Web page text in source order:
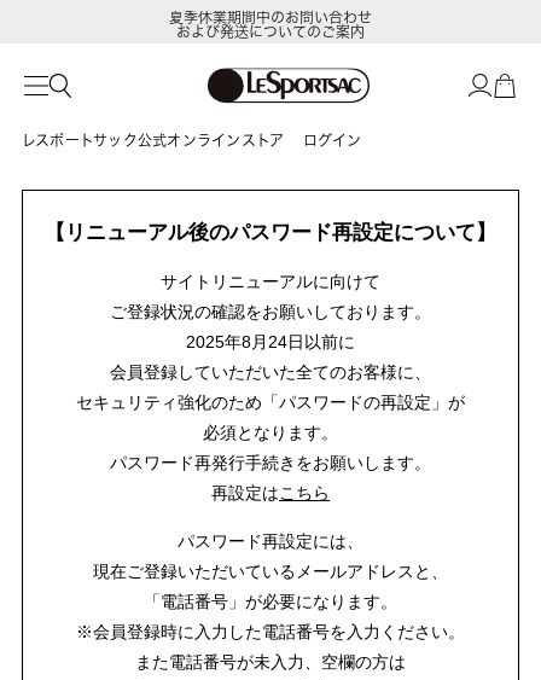
夏季休業期間中のお問い合わせ
および発送についてのご案内
レスポートサック公式オンラインストア ログイン
【リニューアル後のパスワード再設定について】
サイトリニューアルに向けて
ご登録状況の確認をお願いしております。
2025年8月24日以前に
会員登録していただいた全てのお客様に、
セキュリティ強化のため「パスワードの再設定」が
必須となります。
パスワード再発行手続きをお願いします。
再設定はこちら
パスワード再設定には、
現在ご登録いただいているメールアドレスと、
「電話番号」が必要になります。
※会員登録時に入力した電話番号を入力ください。
また電話番号が未入力、空欄の方は